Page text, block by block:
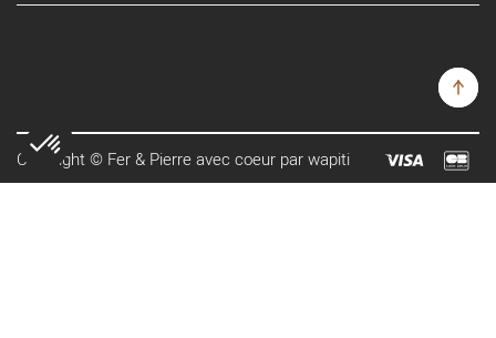
Copyright © Fer & Pierre avec coeur par wapiti